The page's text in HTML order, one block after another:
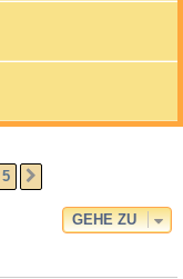
5
GEHE ZU